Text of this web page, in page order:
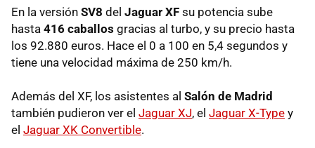
En la versión SV8 del Jaguar XF su potencia sube
hasta 416 caballos gracias al turbo, y su precio hasta
los 92.880 euros. Hace el 0 a 100 en 5,4 segundos y
tiene una velocidad máxima de 250 km/h.
Además del XF, los asistentes al Salón de Madrid
también pudieron ver el Jaguar XJ, el Jaguar X-Type y
el Jaguar XK Convertible.